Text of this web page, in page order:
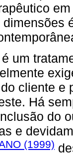
um
cliente e
Há
do
e
(1999)